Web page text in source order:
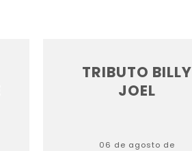
TRIBUTO BILLY
JOEL
06 de agosto de